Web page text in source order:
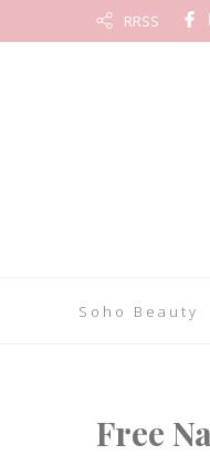
RRSS
Soho Beauty
Free